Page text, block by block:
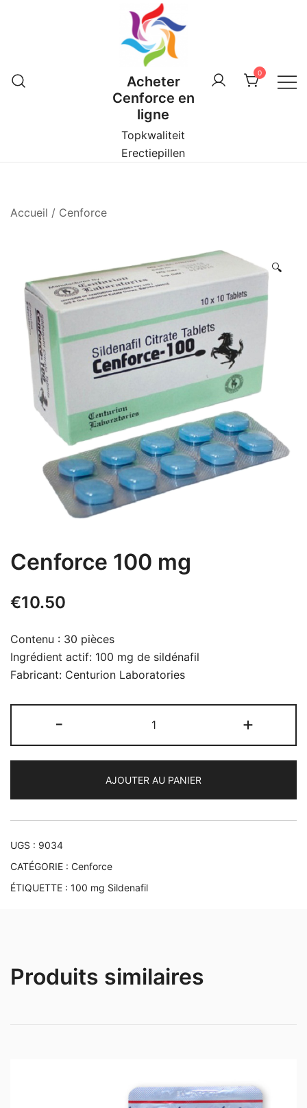
Acheter
Cenforce en
ligne
Topkwaliteit
Erectiepillen
0
Accueil / Cenforce
🔍
Cenforce 100 mg
€10.50
Contenu : 30 pièces
Ingrédient actif: 100 mg de sildénafil
Fabricant: Centurion Laboratories
-
de
Cenforce
mg
+
AJOUTER AU PANIER
UGS : 9034
CATÉGORIE : Cenforce
ÉTIQUETTE : 100 mg Sildenafil
Produits similaires